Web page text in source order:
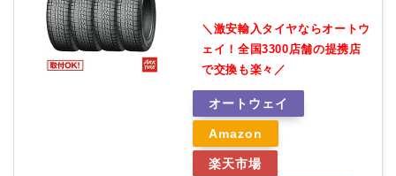
＼激安輸入タイヤならオートウ
ェイ！全国3300店舗の提携店
で交換も楽々／
オートウェイ
Amazon
楽天市場